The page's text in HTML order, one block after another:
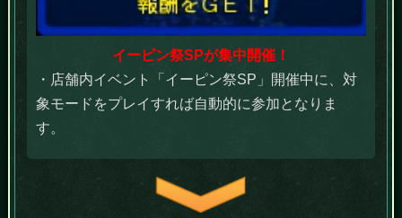
イーピン祭SPが集中開催！
・店舗内イベント「イーピン祭SP」開催中に、対
象モードをプレイすれば自動的に参加となりま
す。